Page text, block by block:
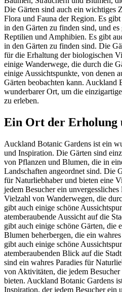
Die Gärten sind auch ein wichtiges
Flora und Fauna der Region. Es
in den Gärten zu finden sind, und es
Reptilien und Amphibien. Es gibt
in den Gärten zu finden sind. Die
für die Erhaltung der biologischen
einige Wanderwege, die durch die
einige Aussichtspunkte, von denen
Gärten beobachten kann. Auckland
wunderbarer Ort, um die
zu erleben.
Ein Ort der Erholung
Auckland Botanic Gardens ist ein
und Inspiration. Die Gärten sind
von Pflanzen und Blumen, die in
Landschaften angeordnet sind. Die
für Naturliebhaber und bieten eine
jedem Besucher ein
Vielzahl von Wanderwegen, die
gibt auch einige schöne
atemberaubende Aussicht auf die
gibt auch einige schöne Gärten, die
Blumen beherbergen, die ein
gibt auch einige schöne
atemberaubenden Blick auf die
sind ein wahres Paradies für
von Aktivitäten, die jedem
bieten. Auckland Botanic Gardens
Inspiration, der jedem Besucher ein